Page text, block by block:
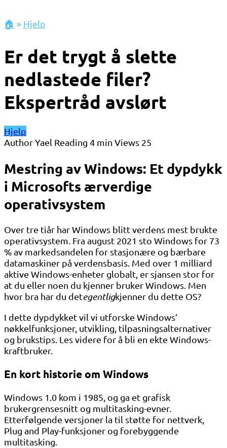
🏠 » Hjelp
Er det trygt å slette
nedlastede filer?
Ekspertråd avslørt
Hjelp
AuthorYael Reading 4 min Views 25
Mestring av Windows: Et dypdykk
i Microsofts ærverdige
operativsystem
Over tre tiår har Windows blitt verdens mest brukte
operativsystem. Fra august 2021 sto Windows for 73
% av markedsandelen for stasjonære og bærbare
datamaskiner på verdensbasis. Med over 1 milliard
aktive Windows-enheter globalt, er sjansen stor for
at du eller noen du kjenner bruker Windows. Men
hvor bra har du detegentligkjenner du dette OS?
I dette dypdykket vil vi utforske Windows’
nøkkelfunksjoner, utvikling, tilpasningsalternativer
og brukstips. Les videre for å bli en ekte Windows-
kraftbruker.
En kort historie om Windows
Windows 1.0 kom i 1985, og ga et grafisk
brukergrensesnitt og multitasking-evner.
Etterfølgende versjoner la til støtte for nettverk,
Plug and Play-funksjoner og forebyggende
multitasking.